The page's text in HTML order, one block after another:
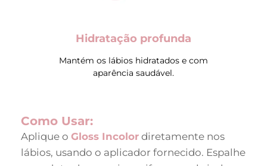
Hidratação profunda
Mantém os lábios hidratados e com
aparência saudável.
Como Usar:
Aplique o Gloss Incolor diretamente nos
lábios, usando o aplicador fornecido. Espalhe